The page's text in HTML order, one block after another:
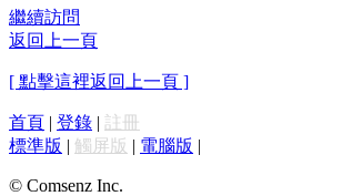
繼續訪問
返回上一頁
[ 點擊這裡返回上一頁 ]
首頁 | 登錄 | 註冊
標準版 | 觸屏版 | 電腦版 |
© Comsenz Inc.